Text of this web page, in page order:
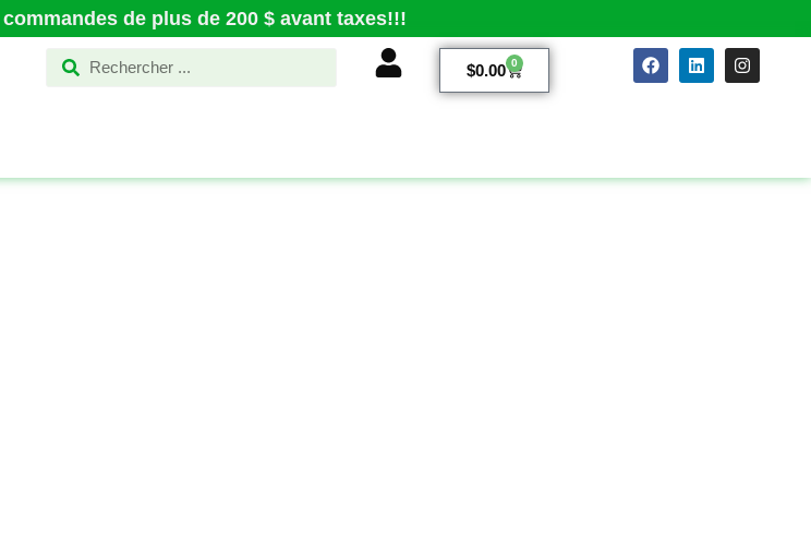
de plus de 200 $ avant taxes!!!
$0.00 0